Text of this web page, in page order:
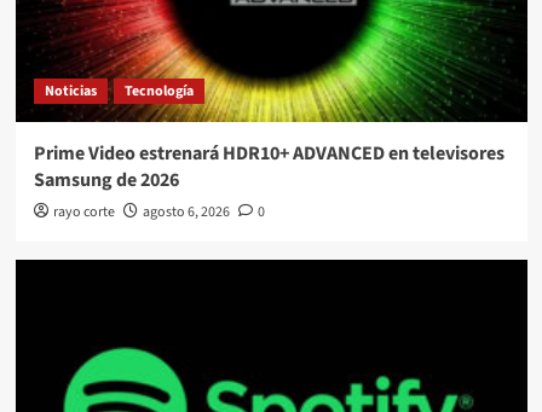
Noticias Tecnología
Prime Video estrenará HDR10+ ADVANCED en televisores
Samsung de 2026
rayo corte agosto 6, 2026 0